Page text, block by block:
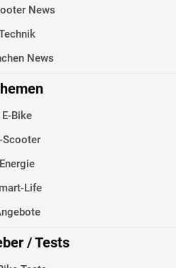
News
News
E-Bike
Scooter
Energie
Life
/ Tests